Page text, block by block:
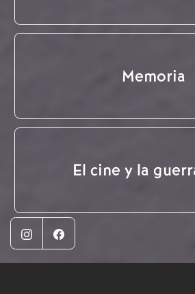
Memoria
El cine y la
InstagramFacebook